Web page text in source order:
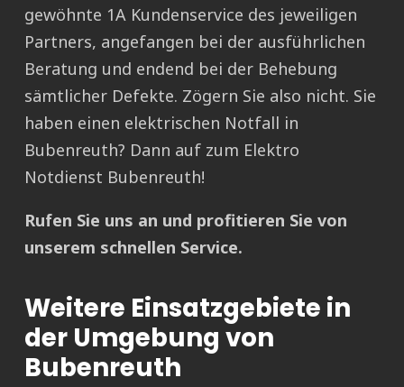
gewöhnte 1A Kundenservice des jeweiligen
Partners, angefangen bei der ausführlichen
Beratung und endend bei der Behebung
sämtlicher Defekte. Zögern Sie also nicht. Sie
haben einen elektrischen Notfall in
Bubenreuth? Dann auf zum Elektro
Notdienst Bubenreuth!
Rufen Sie uns an und profitieren Sie von
unserem schnellen Service.
Weitere Einsatzgebiete in
der Umgebung von
Bubenreuth